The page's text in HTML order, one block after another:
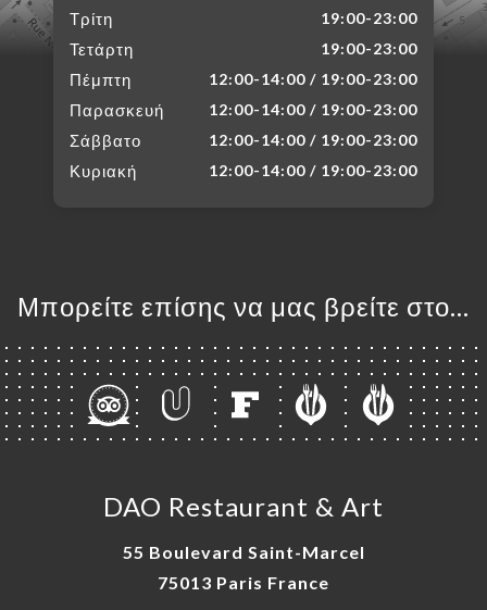
Τρίτη 19:00-23:00
Τετάρτη 19:00-23:00
Πέμπτη 12:00-14:00 / 19:00-23:00
Παρασκευή 12:00-14:00 / 19:00-23:00
Σάββατο 12:00-14:00 / 19:00-23:00
Κυριακή 12:00-14:00 / 19:00-23:00
Μπορείτε επίσης να μας βρείτε στο...
DAO Restaurant & Art
55 Boulevard Saint-Marcel
75013 Paris France